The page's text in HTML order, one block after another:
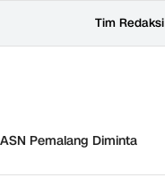
Tim Redaksi
Pemalang Diminta